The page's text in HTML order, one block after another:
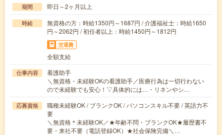
期間 即日～2ヶ月以上
時給
無資格の方：時給1350円～1687円 / 介護福祉士：時給1650
円～2062円 / 初任者以上：時給1450円～1812円
交通費
全額支給
仕事内容
看護助手
＼無資格・未経験OKの看護助手／医療行為は一切行わない
ので未経験でも安心！▽具体的には…・リネンやシ…
応募資格
職種未経験OK / ブランクOK / パソコンスキル不要 / 英語力不
要
＼無資格＊未経験OK／★年齢不問・ブランクOK★履歴書不
要・来社不要（電話登録OK）★社会保険完備＼…